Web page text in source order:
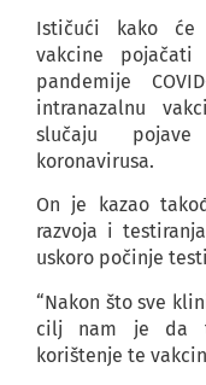
Ističući kako će
vakcine
pandemije
intranazalnu
slučaju
koronavirusa.
On je kazao
razvoja i
uskoro počinje
“Nakon što sve
cilj nam je da
korištenje te